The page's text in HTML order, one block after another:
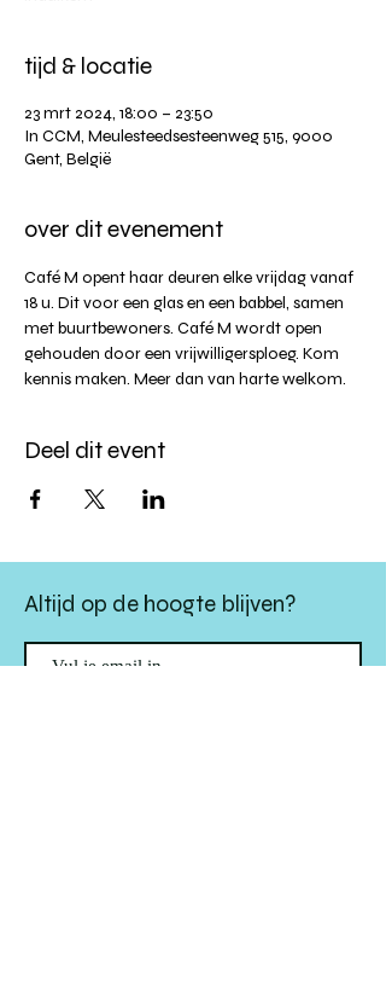
tijd & locatie
23 mrt 2024, 18:00 – 23:50
In CCM, Meulesteedsesteenweg 515, 9000
Gent, België
over dit evenement
Café M opent haar deuren elke vrijdag vanaf
18 u. Dit voor een glas en een babbel, samen
met buurtbewoners. Café M wordt open
gehouden door een vrijwilligersploeg. Kom
kennis maken. Meer dan van harte welkom.
Deel dit event
Altijd op de hoogte blijven?